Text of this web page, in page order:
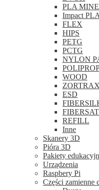
PLA
Impact PLA
FLEX
HIPS
PETG
PCTG
NYLON
WOOD
ZORTRAX
ESD
REFILL
Inne
Skanery 3D
Pióra 3D
Pakiety
Urządzenia
Raspbery Pi
Części zamienne